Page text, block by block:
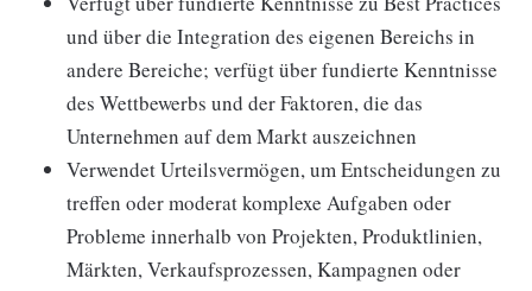
und über die Integration des eigenen Bereichs in
andere Bereiche; verfügt über fundierte Kenntnisse
des Wettbewerbs und der Faktoren, die das
Unternehmen auf dem Markt auszeichnen
Verwendet Urteilsvermögen, um Entscheidungen zu
treffen oder moderat komplexe Aufgaben oder
Probleme innerhalb von Projekten, Produktlinien,
Märkten, Verkaufsprozessen, Kampagnen oder